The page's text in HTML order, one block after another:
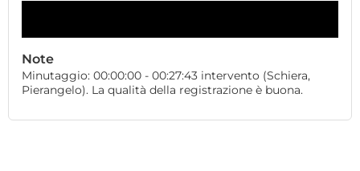
Note
Minutaggio: 00:00:00 - 00:27:43 intervento (Schiera,
Pierangelo). La qualità della registrazione è buona.